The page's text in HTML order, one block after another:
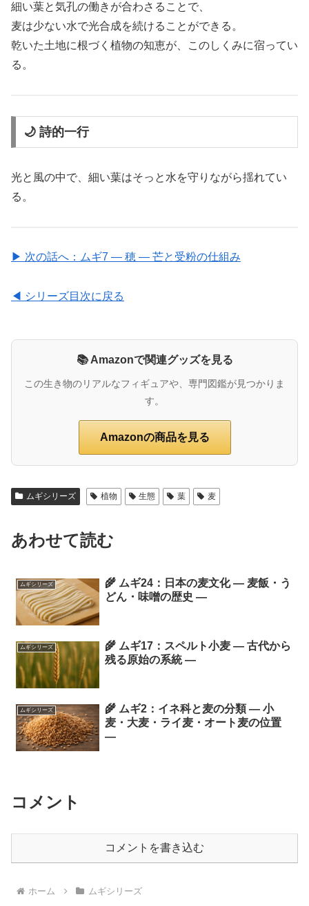
細い葉と気孔の働きが合わさることで、
麦は少ない水で光合成を続けることができる。
乾いた土地に根づく植物の知恵が、このしくみに宿ってい
る。
🌙 詩的一行
光と風の中で、細い葉はそっと水を守りながら揺れてい
る。
▶ 次の話へ：ムギ7 ― 穂 ― 芒と受粉の仕組み
◀ シリーズ目次に戻る
📚 Amazonで関連グッズを見る
この生き物のリアルなフィギュアや、専門図鑑が見つかりま
す。
Amazonの商品を見る
ムギシリーズ 植物 生態 葉 麦
あわせて読む
ムギシリーズ
🌾 ムギ24：日本の麦文化 ― 麦飯・う
どん・味噌の歴史 ―
ムギシリーズ
🌾 ムギ17：スペルト小麦 ― 古代から
残る原始の系統 ―
ムギシリーズ
🌾 ムギ2：イネ科と麦の分類 ― 小
麦・大麦・ライ麦・オート麦の位置
―
コメント
コメントを書き込む
ホーム ムギシリーズ